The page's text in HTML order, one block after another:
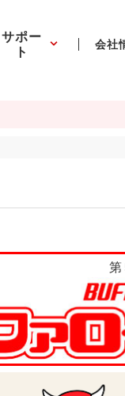
サポー
ト
会社
第